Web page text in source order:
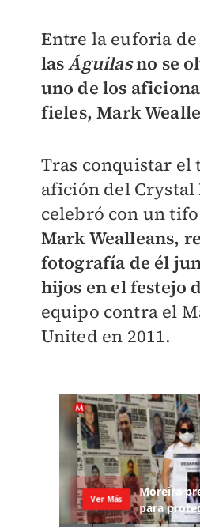
Entre la euforia
lasÁguilasno se
uno de los
fieles, Mark
Tras conquistar
afición del Crystal
celebró con un
Mark Wealleans,
fotografía de él
hijos en el festejo
equipo contra el
United en 2011.